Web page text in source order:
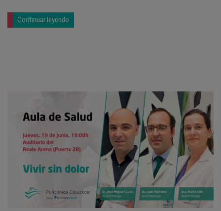
Continuar leyendo